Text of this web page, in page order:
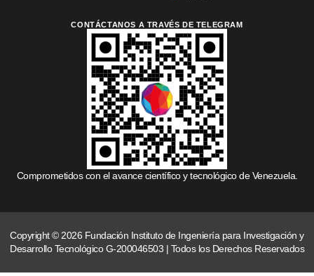
CONTÁCTANOS A TRAVÉS DE TELEGRAM
Comprometidos con el avance científico y tecnológico de Venezuela.
Copyright © 2026 Fundación Instituto de Ingeniería para Investigación y
Desarrollo Tecnológico G-200046503 | Todos los Derechos Reservados